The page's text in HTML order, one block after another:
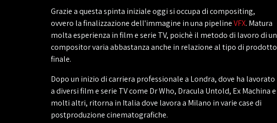
Grazie a questa spinta iniziale oggi si occupa di compositing,
ovvero la finalizzazione dell'immagine in una pipelineVFX. Matura
molta esperienza in film e serie TV, poichè il metodo di lavoro di un
compositor varia abbastanza anche in relazione al tipo di prodotto
finale.
Dopo un inizio di carriera professionale a Londra, dove ha lavorato
a diversi film e serie TV come Dr Who, Dracula Untold, Ex Machina e
molti altri, ritorna in Italia dove lavora a Milano in varie case di
postproduzione cinematografiche.